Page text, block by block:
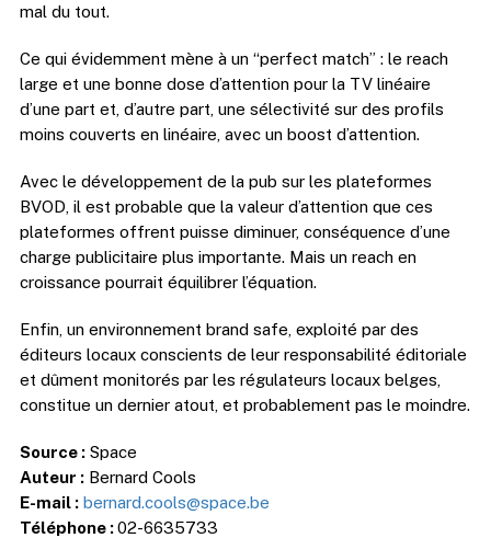
mal du tout.
Ce qui évidemment mène à un “perfect match” : le reach
large et une bonne dose d’attention pour la TV linéaire
d’une part et, d’autre part, une sélectivité sur des profils
moins couverts en linéaire, avec un boost d’attention.
Avec le développement de la pub sur les plateformes
BVOD, il est probable que la valeur d’attention que ces
plateformes offrent puisse diminuer, conséquence d’une
charge publicitaire plus importante. Mais un reach en
croissance pourrait équilibrer l’équation.
Enfin, un environnement brand safe, exploité par des
éditeurs locaux conscients de leur responsabilité éditoriale
et dûment monitorés par les régulateurs locaux belges,
constitue un dernier atout, et probablement pas le moindre.
Source :Space
Auteur :Bernard Cools
E-mail : bernard.cools@space.be
Téléphone :02-6635733